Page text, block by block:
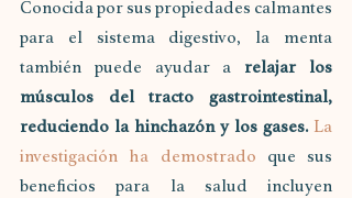
Conocida por sus propiedades calmantes
para el sistema digestivo, la menta
también puede ayudar a relajar los
músculos del tracto gastrointestinal,
reduciendo la hinchazón y los gases. La
investigación ha demostrado que sus
beneficios para la salud incluyen